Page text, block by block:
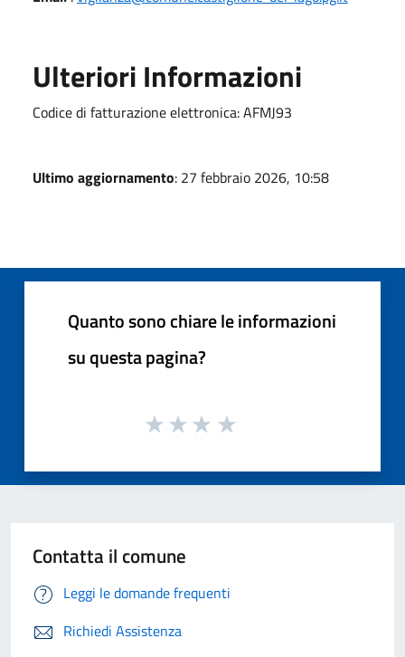
Ulteriori Informazioni
Codice di fatturazione elettronica: AFMJ93
Ultimo aggiornamento: 27 febbraio 2026, 10:58
Quanto sono chiare le informazioni
su questa pagina?
Contatta il comune
Leggi le domande frequenti
Richiedi Assistenza